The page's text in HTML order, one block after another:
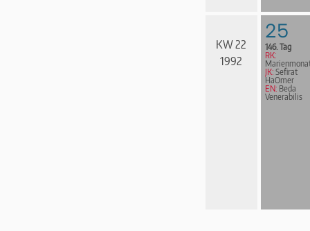
KW 22
1992
25
146. Tag
RK:
JK: Sefirat
HaOmer
EN: Beda
Venerabilis